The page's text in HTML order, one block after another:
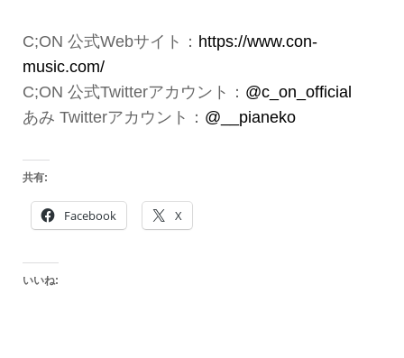
C;ON 公式Webサイト： https://www.con-
music.com/
C;ON 公式Twitterアカウント： @c_on_official
あみ Twitterアカウント： @__pianeko
共有:
Facebook X
いいね: